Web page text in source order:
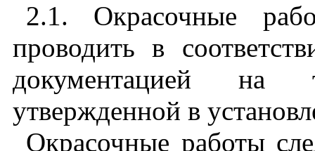
2.1. Окрасочные
проводить в
документацией на
утвержденной в
Окрасочные работы